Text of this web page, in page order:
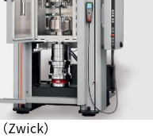
Zwick）